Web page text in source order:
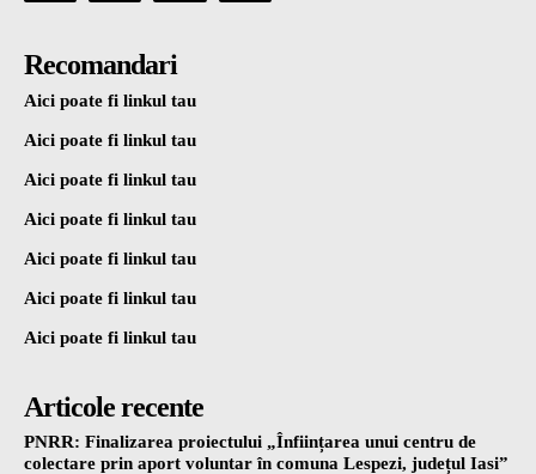
Recomandari
Aici poate fi linkul tau
Aici poate fi linkul tau
Aici poate fi linkul tau
Aici poate fi linkul tau
Aici poate fi linkul tau
Aici poate fi linkul tau
Aici poate fi linkul tau
Articole recente
PNRR: Finalizarea proiectului „Înființarea unui centru de
colectare prin aport voluntar în comuna Lespezi, județul Iasi”